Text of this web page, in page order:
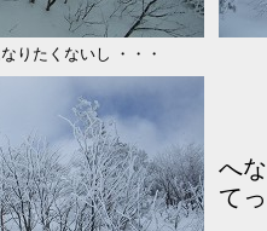
りたくないし ・・・
へ
て